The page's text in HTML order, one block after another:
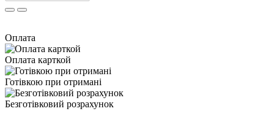
Оплата
Оплата карткой
Готівкою при отримані
Безготівковий розрахунок